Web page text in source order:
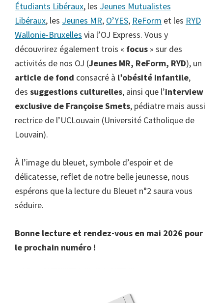
Étudiants Libéraux, les Jeunes Mutualistes
Libéraux, les Jeunes MR, O’YES, ReForm et les RYD
Wallonie-Bruxelles via l’OJ Express. Vous y
découvrirez également trois « focus » sur des
activités de nos OJ (Jeunes MR, ReForm, RYD), un
article de fond consacré à l’obésité infantile,
des suggestions culturelles, ainsi que l’interview
exclusive de Françoise Smets, pédiatre mais aussi
rectrice de l’UCLouvain (Université Catholique de
Louvain).
À l’image du bleuet, symbole d’espoir et de
délicatesse, reflet de notre belle jeunesse, nous
espérons que la lecture du Bleuet n°2 saura vous
séduire.
Bonne lecture et rendez-vous en mai 2026 pour
le prochain numéro !